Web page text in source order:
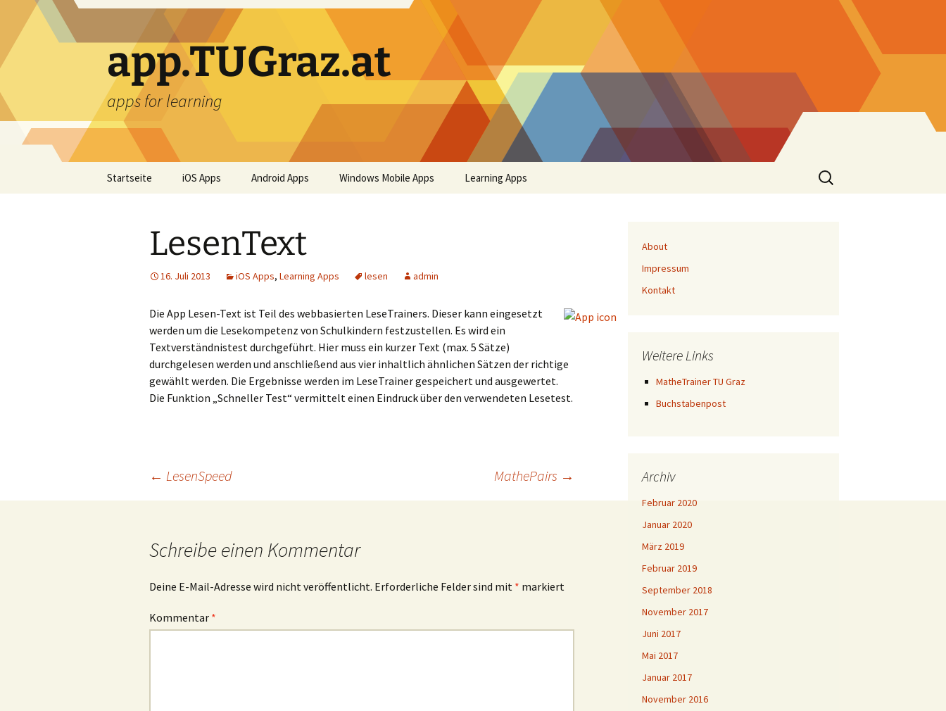
Inhalt
springen
app.TUGraz.at
apps for learning
Startseite iOS Apps Android Apps Windows Mobile Apps Learning Apps
Suchen
nach:
LesenText
16. Juli 2013 iOS Apps, Learning Apps lesen admin
Die App Lesen-Text ist Teil des webbasierten LeseTrainers. Dieser kann eingesetzt
werden um die Lesekompetenz von Schulkindern festzustellen. Es wird ein
Textverständnistest durchgeführt. Hier muss ein kurzer Text (max. 5 Sätze)
durchgelesen werden und anschließend aus vier inhaltlich ähnlichen Sätzen der richtige
gewählt werden. Die Ergebnisse werden im LeseTrainer gespeichert und ausgewertet.
Die Funktion „Schneller Test“ vermittelt einen Eindruck über den verwendeten Lesetest.
Beitragsnavigation
← LesenSpeed MathePairs →
Schreibe einen Kommentar
Deine E-Mail-Adresse wird nicht veröffentlicht. Erforderliche Felder sind mit * markiert
Kommentar *
About
Impressum
Kontakt
Weitere Links
MatheTrainer TU Graz
Buchstabenpost
Archiv
Februar 2020
Januar 2020
März 2019
Februar 2019
September 2018
November 2017
Juni 2017
Mai 2017
Januar 2017
November 2016